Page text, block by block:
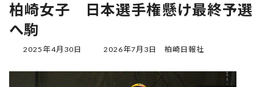
柏崎女子 日本選手権懸け最終予選
へ駒
2025年4月30日
最
更
2026年7月3日 柏崎日報社